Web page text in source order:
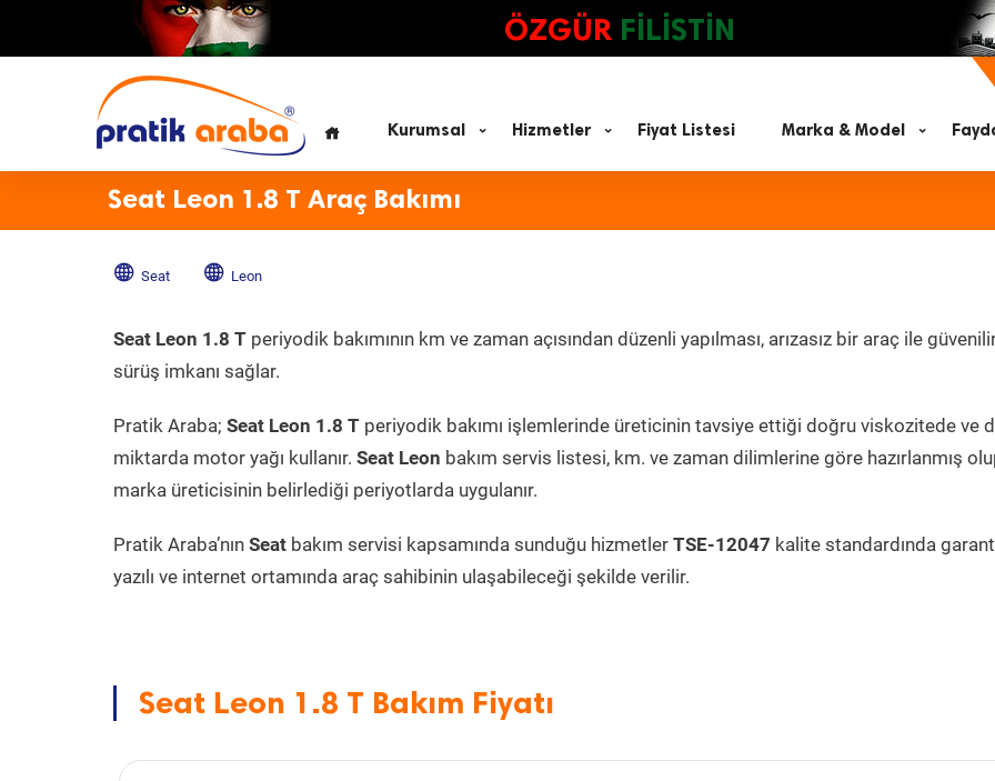
ÖZGÜR FİLİSTİN
Kurumsal Hizmetler Fiyat Listesi Marka & Model
Seat Leon 1.8 T Araç Bakımı
Seat Leon
Seat Leon 1.8 T periyodik bakımının km ve zaman açısından düzenli yapılması, arızasız bir araç ile
sürüş imkanı sağlar.
Pratik Araba; Seat Leon 1.8 T periyodik bakımı işlemlerinde üreticinin tavsiye ettiği doğru viskozitede ve
miktarda motor yağı kullanır. Seat Leon bakım servis listesi, km. ve zaman dilimlerine göre hazırlanmış
marka üreticisinin belirlediği periyotlarda uygulanır.
Pratik Araba’nın Seat bakım servisi kapsamında sunduğu hizmetler TSE-12047 kalite standardında
yazılı ve internet ortamında araç sahibinin ulaşabileceği şekilde verilir.
Seat Leon 1.8 T Bakım Fiyatı